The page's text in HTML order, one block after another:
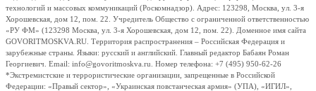
технологий и массовых коммуникаций (Роскомнадзор). Адрес: 123298, Москва, ул. 3-я
Хорошевская, дом 12, пом. 22. Учредитель Общество с ограниченной ответственностью
«РУ ФМ» (123298 Москва, ул. 3-я Хорошевская, дом 12, пом. 22). Доменное имя сайта
GOVORITMOSKVA.RU. Территория распространения – Российская Федерация и
зарубежные страны. Языки: русский и английский. Главный редактор Бабаян Роман
Георгиевич. Email: info@govoritmoskva.ru. Номер телефона: +7 (495) 950-62-26
*Экстремистские и террористические организации, запрещенные в Российской
Федерации: «Правый сектор», «Украинская повстанческая армия» (УПА), «ИГИЛ»,